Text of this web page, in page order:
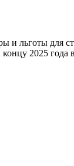
льготы для
2025 года